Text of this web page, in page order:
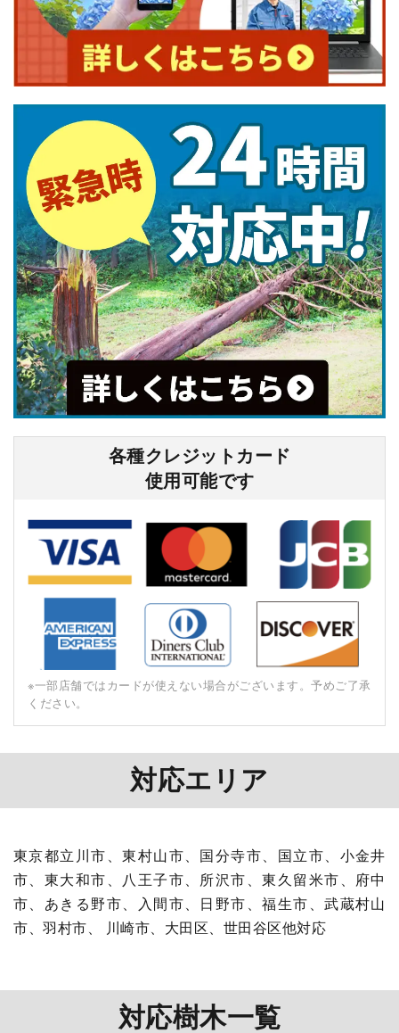
各種クレジットカード
使⽤可能です
※⼀部店舗ではカードが使えない場合がございます。予めご了承
ください。
対応エリア
東京都立川市、東村山市、国分寺市、国立市、小金井
市、東大和市、八王子市、所沢市、東久留米市、府中
市、あきる野市、入間市、日野市、福生市、武蔵村山
市、羽村市、 川崎市、大田区、世田谷区他対応
対応樹木一覧